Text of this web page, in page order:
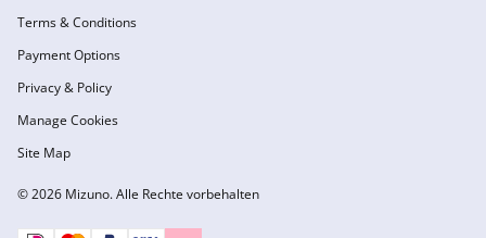
© 2026 Mizuno. Alle Rechte vorbehalten
Terms & Conditions
Payment Options
Privacy & Policy
Manage Cookies
Site Map